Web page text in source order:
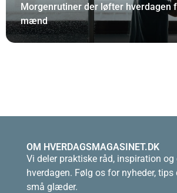
Morgenrutiner der løfter hverdagen
mænd
OM HVERDAGSMAGASINET.DK
Vi deler praktiske råd, inspiration
hverdagen. Følg os for nyheder,
små glæder.